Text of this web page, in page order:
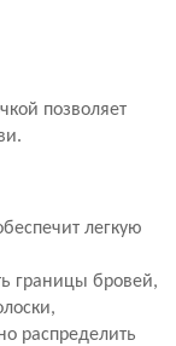
позволяет
легкую
границы бровей,
распределить